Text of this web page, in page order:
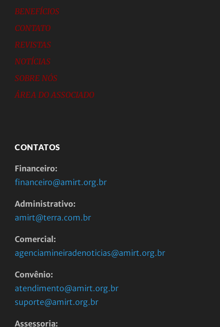
BENEFÍCIOS
CONTATO
REVISTAS
NOTÍCIAS
SOBRE NÓS
ÁREA DO ASSOCIADO
CONTATOS
Financeiro:
financeiro@amirt.org.br
Administrativo:
amirt@terra.com.br
Comercial:
agenciamineiradenoticias@amirt.org.br
Convênio:
atendimento@amirt.org.br
suporte@amirt.org.br
Assessoria: